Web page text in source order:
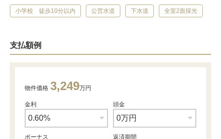
小学校 徒歩10分以内 公営水道 下水道 全室2面採光
支払額例
物件価格 3,249万円
金利 頭金
ボーナス 返済期間